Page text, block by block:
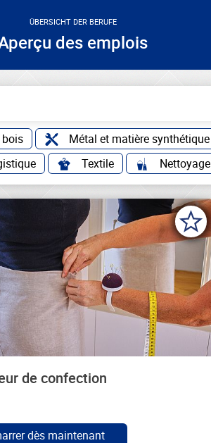
ÜBERSICHT DER BERUFE
des emplois
Métal et matière synthétique
Textile Nettoyage
de confection
dès maintenant